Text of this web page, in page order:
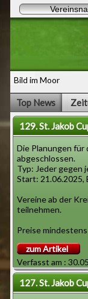
Bild im Moor
Top News
129. St. Jakob
Die Planungen für
abgeschlossen.
Typ: Jeder gegen
Start: 21.06.2025,
Vereine ab der
teilnehmen.
Preise
zum Artikel
Verfasst am :
127. St. Jakob